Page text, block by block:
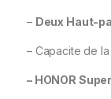
– Deux Haut-
– Capacite de
– HONOR